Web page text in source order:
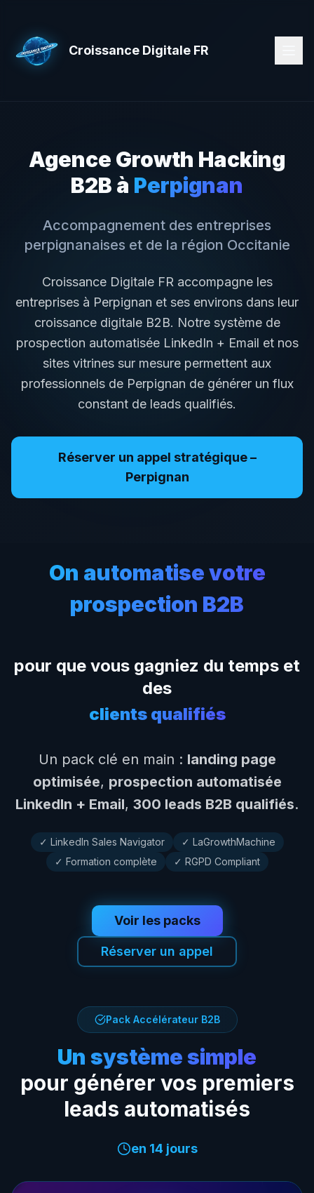
Croissance Digitale FR
Agence Growth Hacking
B2B à Perpignan
Accompagnement des entreprises
perpignanaises et de la région Occitanie
Croissance Digitale FR accompagne les
entreprises à Perpignan et ses environs dans leur
croissance digitale B2B. Notre système de
prospection automatisée LinkedIn + Email et nos
sites vitrines sur mesure permettent aux
professionnels de Perpignan de générer un flux
constant de leads qualifiés.
Réserver un appel stratégique –
Perpignan
On automatise votre
prospection B2B
pour que vous gagniez du temps et
des
clients qualifiés
Un pack clé en main : landing page
optimisée, prospection automatisée
LinkedIn + Email, 300 leads B2B qualifiés.
✓ LinkedIn Sales Navigator
✓ LaGrowthMachine
✓ Formation complète
✓ RGPD Compliant
Voir les packs
Réserver un appel
Pack Accélérateur B2B
Un système simple
pour générer vos premiers
leads automatisés
en 14 jours